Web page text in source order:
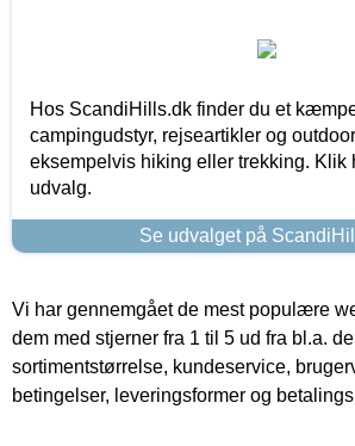
Hos ScandiHills.dk finder du et
campingudstyr, rejseartikler og
eksempelvis hiking eller trekking. Klik
udvalg.
Se udvalget på
Vi har gennemgået de mest populære
dem med stjerner fra 1 til 5 ud fra bl.a.
sortimentstørrelse, kundeservice,
betingelser, leveringsformer og